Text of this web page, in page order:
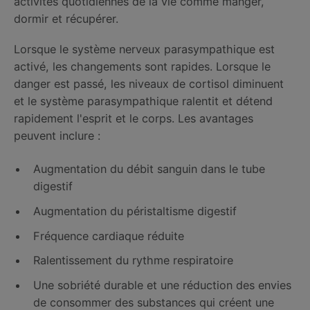
dormir et récupérer.
Lorsque le système nerveux parasympathique est
activé, les changements sont rapides. Lorsque le
danger est passé, les niveaux de cortisol diminuent
et le système parasympathique ralentit et détend
rapidement l'esprit et le corps. Les avantages
peuvent inclure :
Augmentation du débit sanguin dans le tube
digestif
Augmentation du péristaltisme digestif
Fréquence cardiaque réduite
Ralentissement du rythme respiratoire
Une sobriété durable et une réduction des envies
de consommer des substances qui créent une